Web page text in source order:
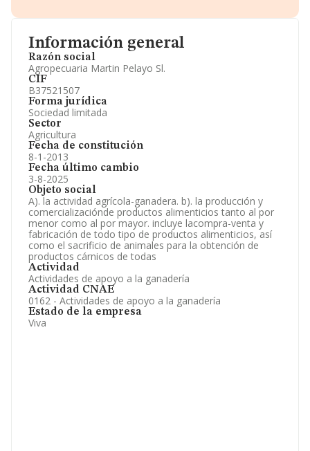
Información general
Razón social
Agropecuaria Martin Pelayo Sl.
CIF
B37521507
Forma jurídica
Sociedad limitada
Sector
Agricultura
Fecha de constitución
8-1-2013
Fecha último cambio
3-8-2025
Objeto social
A). la actividad agrícola-ganadera. b). la producción y
comercializaciónde productos alimenticios tanto al por
menor como al por mayor. incluye lacompra-venta y
fabricación de todo tipo de productos alimenticios, así
como el sacrificio de animales para la obtención de
productos cárnicos de todas
Actividad
Actividades de apoyo a la ganadería
Actividad CNAE
0162 - Actividades de apoyo a la ganadería
Estado de la empresa
Viva
Información oficial y registral complementaria.